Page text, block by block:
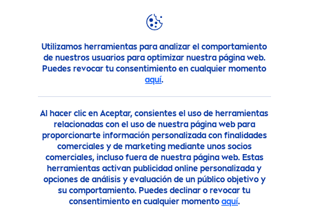
Utilizamos herramientas para analizar el comportamiento
de nuestros usuarios para optimizar nuestra página web.
Puedes revocar tu consentimiento en cualquier momento
aquí.
Al hacer clic en Aceptar, consientes el uso de herramientas
relacionadas con el uso de nuestra página web para
proporcionarte información personalizada con finalidades
comerciales y de marketing mediante unos socios
comerciales, incluso fuera de nuestra página web. Estas
herramientas activan publicidad online personalizada y
opciones de análisis y evaluación de un público objetivo y
su comportamiento. Puedes declinar o revocar tu
consentimiento en cualquier momento aquí.
Nuestros Productos Cuidado Facial Cuidado facial
(905)
MICELLAIRGEL FACIAL
LIMPIADOR CON AGUA DE
ROSAS